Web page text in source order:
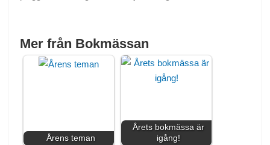
Mer från Bokmässan
Årens teman
Årets bokmässa är
igång!